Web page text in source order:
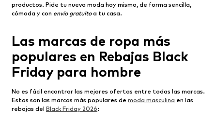
productos. Pide tu nueva moda hoy mismo, de forma sencilla,
cómoda y con envío gratuitoa tu casa.
Las marcas de ropa más
populares en Rebajas Black
Friday para hombre
No es fácil encontrar las mejores ofertas entre todas las marcas.
Estas son las marcas más populares de moda masculina en las
rebajas del Black Friday 2026: